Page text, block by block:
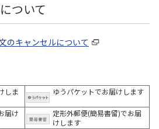
ついて
のキャンセルについて
しま
ゆうパケットでお届けします
届け
定形外郵便(簡易書留)でお届
けします